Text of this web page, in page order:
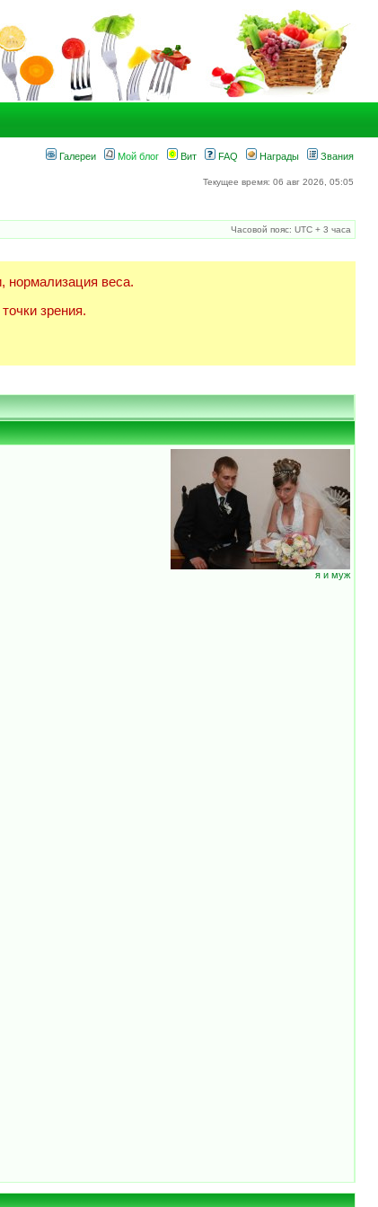
Галереи Мой блог Вит FAQ Награды Звания
Текущее время: 06 авг 2026, 05:05
Часовой пояс: UTC + 3 часа
нормализация веса.
зрения.
я и муж